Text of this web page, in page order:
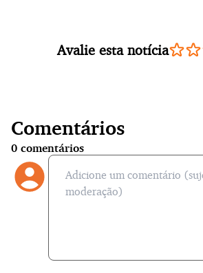
Avalie esta notícia
Comentários
0 comentários